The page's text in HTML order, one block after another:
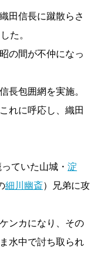
田信長に蹴散らさ
た。
の間が不仲になっ
長包囲網を実施。
れに呼応し、織田
ていた山城・ 淀
細川幽斎）兄弟に攻
ンカになり、その
水中で討ち取られ